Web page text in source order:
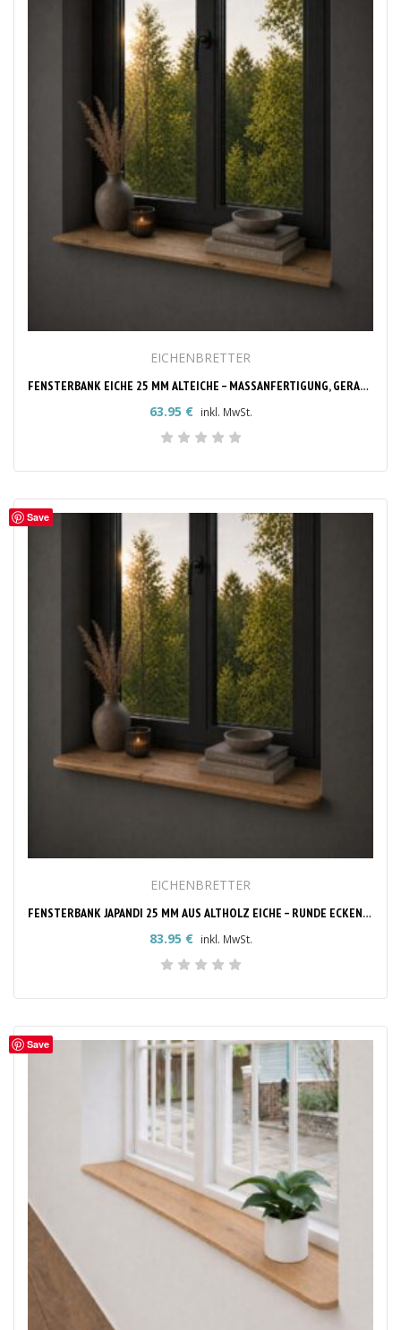
EICHENBRETTER
FENSTERBANK EICHE 25 MM ALTEICHE – MASSANFERTIGUNG, GERADE KANTE
63.95 € inkl. MwSt.
Save
EICHENBRETTER
FENSTERBANK JAPANDI 25 MM AUS ALTHOLZ EICHE – RUNDE ECKEN NACH MASS
83.95 € inkl. MwSt.
Save